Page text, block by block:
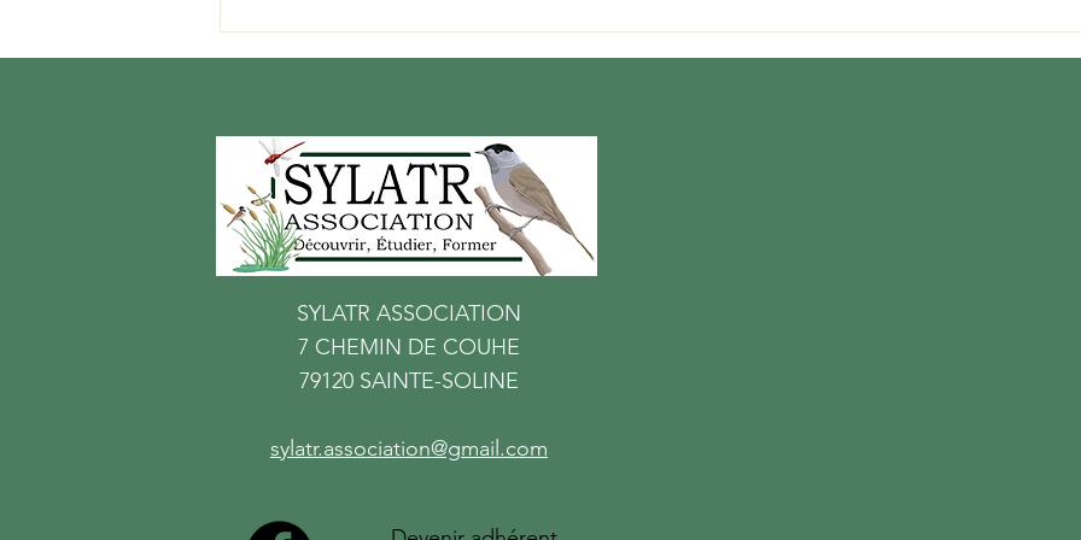
SYLATR ASSOCIATION
7 CHEMIN DE COUHE
79120 SAINTE-SOLINE
sylatr.association@gmail.com